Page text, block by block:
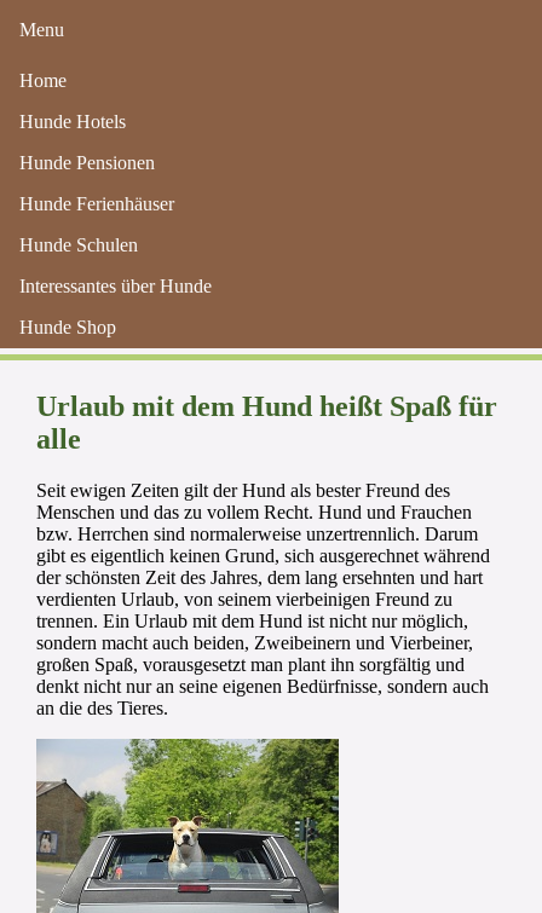
Menu
Home
Hunde Hotels
Hunde Pensionen
Hunde Ferienhäuser
Hunde Schulen
Interessantes über Hunde
Hunde Shop
Hunde freundliche Hotels und
Reisen mit dem Hund
Urlaub mit dem Hund heißt Spaß für
alle
Seit ewigen Zeiten gilt der Hund als bester Freund des
Menschen und das zu vollem Recht. Hund und Frauchen
bzw. Herrchen sind normalerweise unzertrennlich. Darum
gibt es eigentlich keinen Grund, sich ausgerechnet während
der schönsten Zeit des Jahres, dem lang ersehnten und hart
verdienten Urlaub, von seinem vierbeinigen Freund zu
trennen. Ein Urlaub mit dem Hund ist nicht nur möglich,
sondern macht auch beiden, Zweibeinern und Vierbeiner,
großen Spaß, vorausgesetzt man plant ihn sorgfältig und
denkt nicht nur an seine eigenen Bedürfnisse, sondern auch
an die des Tieres.